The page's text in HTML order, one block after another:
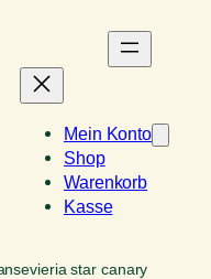
Mein Konto
Shop
Warenkorb
Kasse
star canary